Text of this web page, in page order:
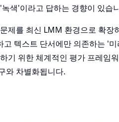
색'이라고 답하는 경향이 있습
제를 최신 LMM 환경으로 확장
고 텍스트 단서에만 의존하는 '
기 위한 체계적인 평가 프레임
와 차별화됩니다.